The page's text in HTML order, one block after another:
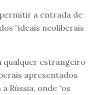
a entrada de
“ideais neoliberais
qualquer estrangeiro
apresentados
Rússia, onde “os